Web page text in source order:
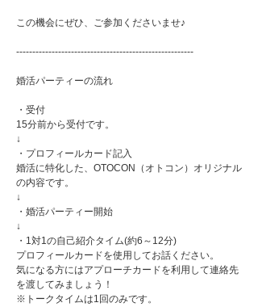
この機会にぜひ、ご参加くださいませ♪
-------------------------------------------------------
婚活パーティーの流れ
・受付
15分前から受付です。
↓
・プロフィールカード記入
婚活に特化した、OTOCON（オトコン）オリジナル
の内容です。
↓
・婚活パーティー開始
↓
・1対1の自己紹介タイム(約6～12分)
プロフィールカードを使用してお話ください。
気になる方にはアプローチカードを利用して連絡先
を渡してみましょう！
※トークタイムは1回のみです。